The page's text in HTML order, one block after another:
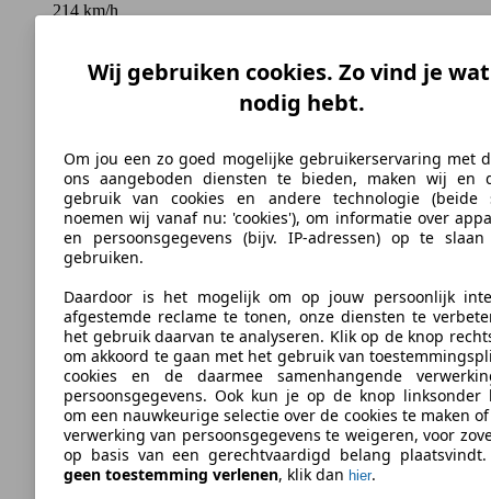
214 km/h
Brandstof
188 g/km
CO2-uitstoot (gem.)*
Ø 7.1 l/100km
Verbruik
Wij gebruiken cookies. Zo vind je
nodig hebt.
Om jou een zo goed mogelijke gebruikerservaring met
ons aangeboden diensten te bieden, maken wij en
gebruik van cookies en andere technologie (beide
noemen wij vanaf nu: 'cookies'), om informatie over
en persoonsgegevens (bijv. IP-adressen) op te
gebruiken.
Daardoor is het mogelijk om op jouw persoonlijk
afgestemde reclame te tonen, onze diensten te
het gebruik daarvan te analyseren. Klik op de knop
om akkoord te gaan met het gebruik van
cookies en de daarmee samenhangende
persoonsgegevens. Ook kun je op de knop linksonder
om een nauwkeurige selectie over de cookies te maken
verwerking van persoonsgegevens te weigeren, voor
op basis van een gerechtvaardigd belang
geen toestemming verlenen, klik dan hier.